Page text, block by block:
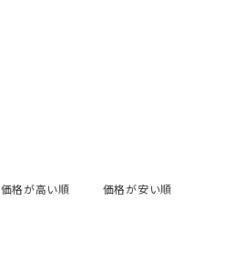
価格が安い順
価格が高い順